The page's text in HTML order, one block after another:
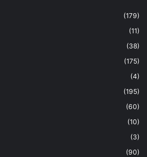
(179)
(11)
(38)
(175)
(4)
(195)
(60)
(10)
(3)
(90)